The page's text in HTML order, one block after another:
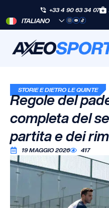
+33 4 90 63 34 07
ITALIANO
STORIE E DIETRO LE QUINTE
Regole del
completa del
partita e dei
19 MAGGIO 2026 417